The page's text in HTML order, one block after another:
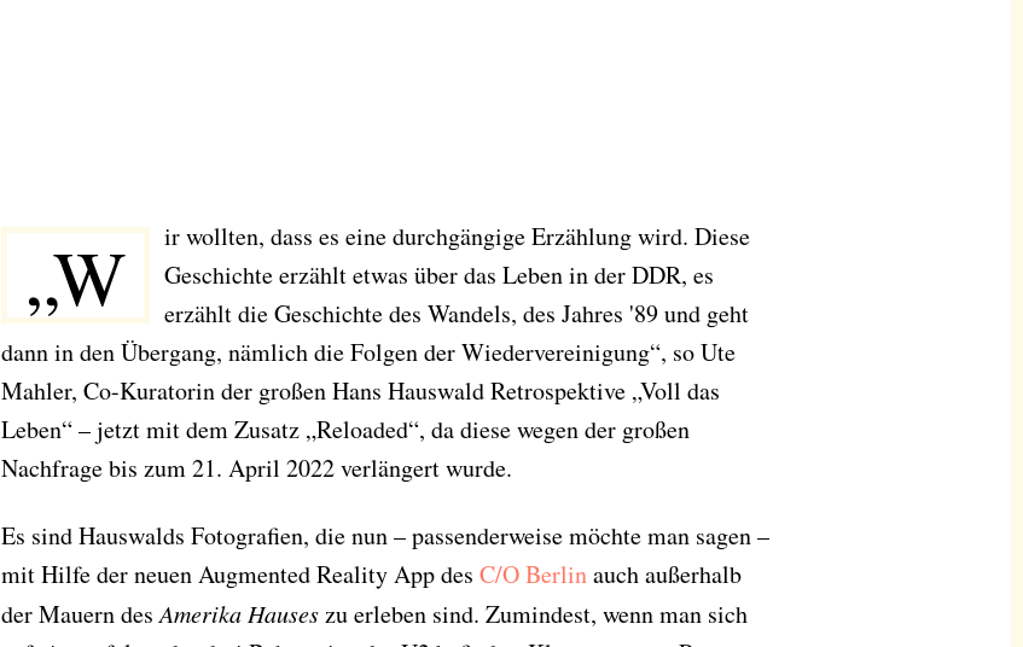
„W
ir wollten, dass es eine durchgängige Erzählung wird. Diese
Geschichte erzählt etwas über das Leben in der DDR, es
erzählt die Geschichte des Wandels, des Jahres '89 und geht
dann in den Übergang, nämlich die Folgen der Wiedervereinigung“, so Ute
Mahler, Co-Kuratorin der großen Hans Hauswald Retrospektive „Voll das
Leben“ – jetzt mit dem Zusatz „Reloaded“, da diese wegen der großen
Nachfrage bis zum 21. April 2022 verlängert wurde.
Es sind Hauswalds Fotografien, die nun – passenderweise möchte man sagen –
mit Hilfe der neuen Augmented Reality App des C/O Berlinauch außerhalb
der Mauern desAmerika Hauseszu erleben sind. Zumindest, wenn man sich